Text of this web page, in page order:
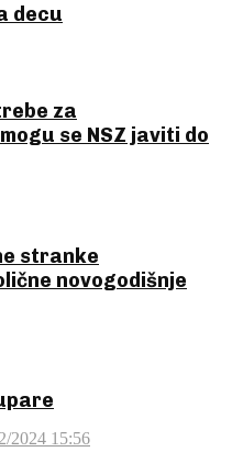
decu
za
se NSZ javiti do
stranke
novogodišnje
2024 15:56